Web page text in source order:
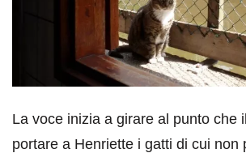
La voce inizia a girare al punto che
portare a Henriette i gatti di cui non